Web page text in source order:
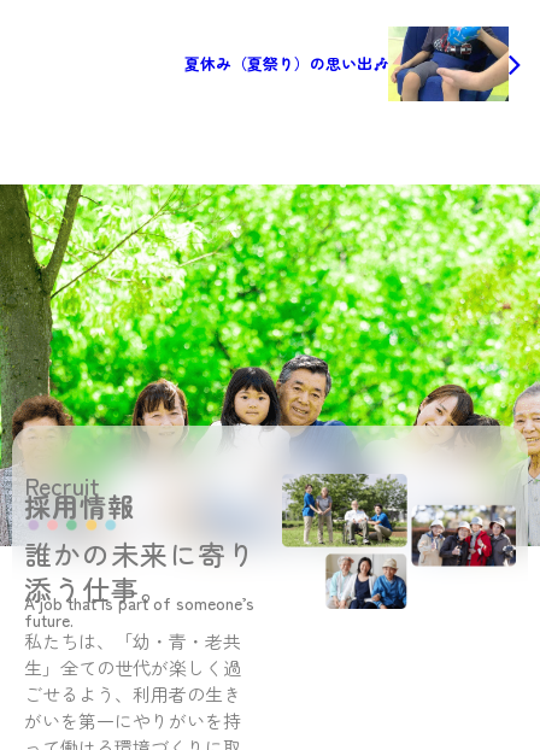
夏休み（夏祭り）の思い出🎶
Recruit
採用情報
誰かの未来に寄り
添う仕事。
A job that is part of someone’s
future.
私たちは、「幼・青・老共
生」全ての世代が楽しく過
ごせるよう、利用者の生き
がいを第一にやりがいを持